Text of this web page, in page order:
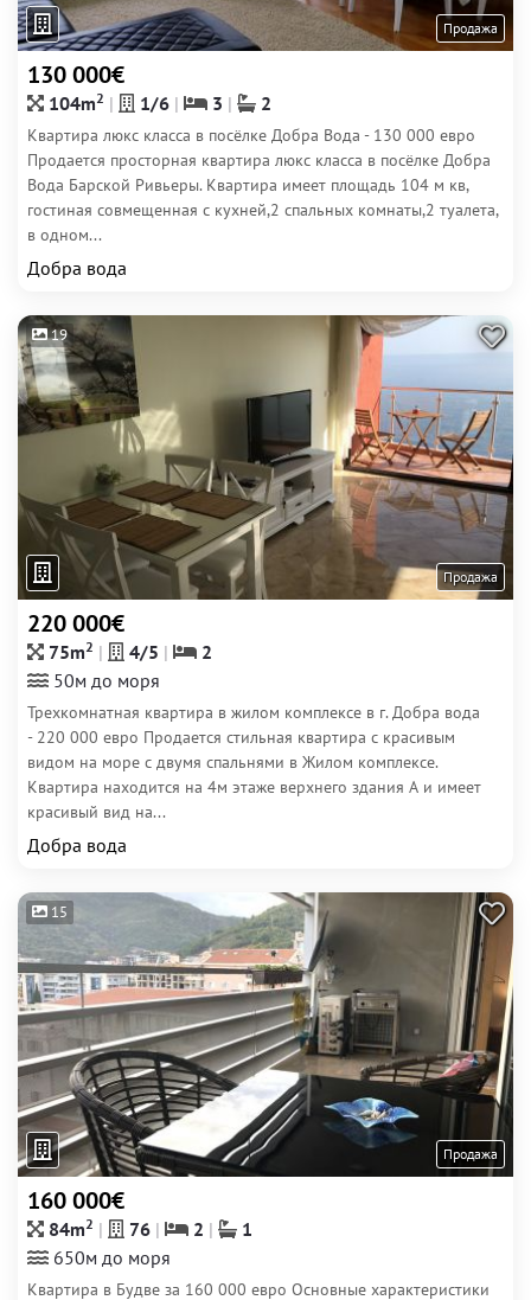
Продажа
130 000€
104m2 1/6 3 2
Квартира люкс класса в посёлке Добра Вода - 130 000 евро
Продается просторная квартира люкс класса в посёлке Добра
Вода Барской Ривьеры. Квартира имеет площадь 104 м кв,
гостиная совмещенная с кухней,2 спальных комнаты,2 туалета,
в одном...
Добра вода
19
Продажа
220 000€
75m2 4/5
2
50м до моря
Трехкомнатная квартира в жилом комплексе в г. Добра вода
- 220 000 евро Продается стильная квартира с красивым
видом на море с двумя спальнями в Жилом комплексе.
Квартира находится на 4м этаже верхнего здания А и имеет
красивый вид на...
Добра вода
15
Продажа
160 000€
84m2 76 2
1
650м до моря
Квартира в Будве за 160 000 евро Основные характеристики